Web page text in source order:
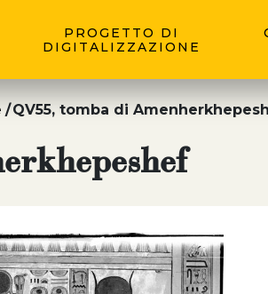
PROGETTO DI
DIGITALIZZAZIONE
QV55, tomba di